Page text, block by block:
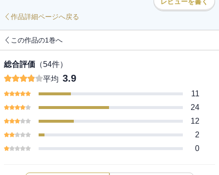
作品詳細ページへ戻る
この作品の1巻へ
総合評価 （54件）
平均 3.9
11
24
12
2
0